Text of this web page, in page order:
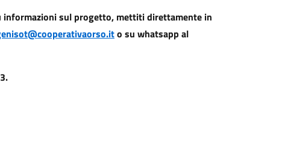
informazioni sul progetto, mettiti direttamente in
o su whatsapp al